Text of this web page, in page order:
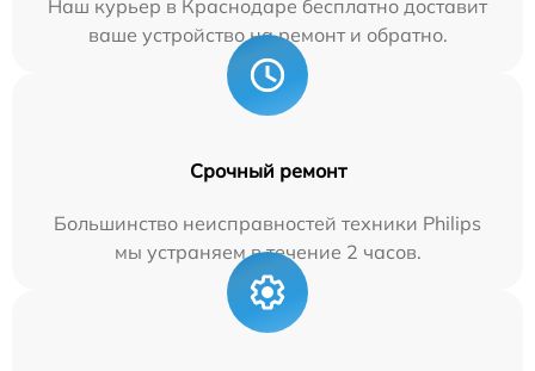
Наш курьер в Краснодаре бесплатно доставит
ваше устройство на ремонт и обратно.
Срочный ремонт
Большинство неисправностей техники Philips
мы устраняем в течение 2 часов.